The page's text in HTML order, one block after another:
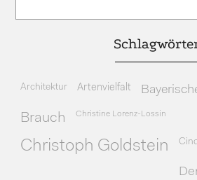
Architektur Artenvielfalt
Brauch Christine Lorenz-Lossin
Christoph Goldstein